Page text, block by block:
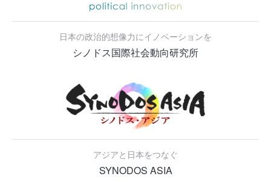
日本の政治的想像力にイノベーションを
シノドス国際社会動向研究所
アジアと日本をつなぐ
SYNODOS ASIA